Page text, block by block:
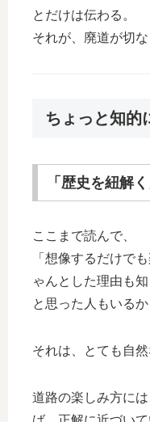
とだけは伝わる。
それが、廃道が切
ちょっと知的
「歴史を紐解
ここまで読んで、
「想像するだけで
ゃんとした理由も知
と思った人もいるか
それは、とても自然
道路の楽しみ方に